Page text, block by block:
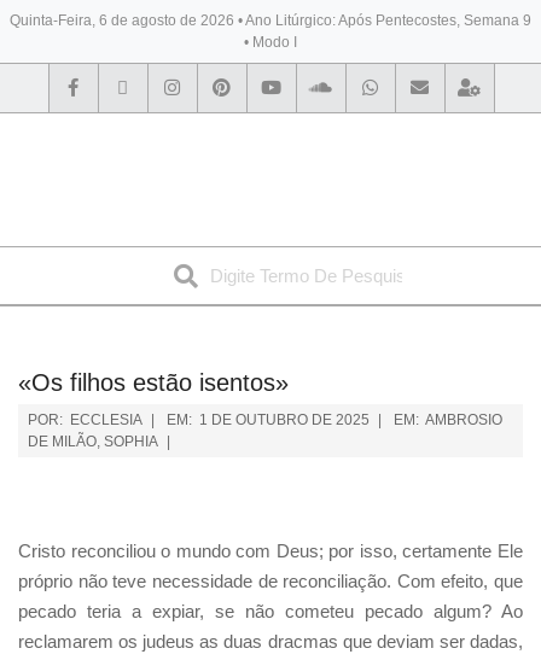
Quinta-Feira, 6 de agosto de 2026 • Ano Litúrgico: Após Pentecostes, Semana 9
• Modo I
BYBLOS
«Os filhos estão isentos»
POR: ECCLESIA EM: 1 DE OUTUBRO DE 2025 EM: AMBROSIO
DE MILÃO, SOPHIA
Cristo reconciliou o mundo com Deus; por isso, certamente Ele
próprio não teve necessidade de reconciliação. Com efeito, que
pecado teria a expiar, se não cometeu pecado algum? Ao
reclamarem os judeus as duas dracmas que deviam ser dadas,